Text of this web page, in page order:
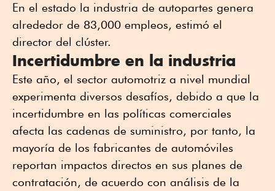
En el estado la industria de autopartes genera
alrededor de 83,000 empleos, estimó el
director del clúster.
Incertidumbre en la industria
Este año, el sector automotriz a nivel mundial
experimenta diversos desafíos, debido a que la
incertidumbre en las políticas comerciales
afecta las cadenas de suministro, por tanto, la
mayoría de los fabricantes de automóviles
reportan impactos directos en sus planes de
contratación, de acuerdo con análisis de la